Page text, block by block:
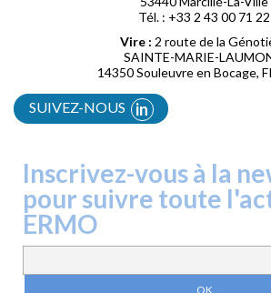
Tél. : +33 2 43 00 71 22
Vire : 2 route de la
SAINTE-MARIE-
14350 Souleuvre en Bocage,
SUIVEZ-NOUS in
Inscrivez-vous à la
pour suivre toute
ERMO